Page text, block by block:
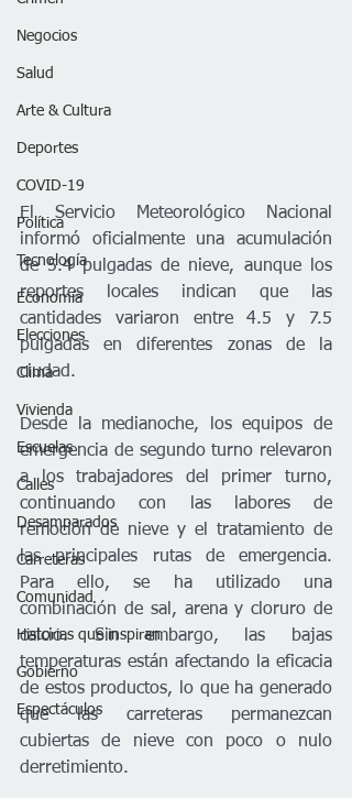
Negocios
Salud
Arte & Cultura
Deportes
COVID-19
Política
Tecnología
Economía
Elecciones
Clima
Vivienda
Escuelas
Calles
Desamparados
Carreteras
Comunidad
Historias que inspiran
Gobierno
Espectáculos
El Servicio Meteorológico Nacional
informó oficialmente una acumulación
de 5.4 pulgadas de nieve, aunque los
reportes locales indican que las
cantidades variaron entre 4.5 y 7.5
pulgadas en diferentes zonas de la
ciudad.
Desde la medianoche, los equipos de
emergencia de segundo turno relevaron
a los trabajadores del primer turno,
continuando con las labores de
remoción de nieve y el tratamiento de
las principales rutas de emergencia.
Para ello, se ha utilizado una
combinación de sal, arena y cloruro de
calcio. Sin embargo, las bajas
temperaturas están afectando la eficacia
de estos productos, lo que ha generado
que las carreteras permanezcan
cubiertas de nieve con poco o nulo
derretimiento.